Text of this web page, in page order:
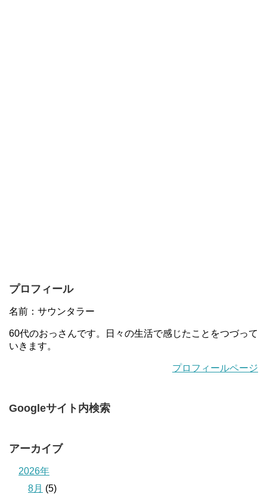
プロフィール
名前：サウンタラー
60代のおっさんです。日々の生活で感じたことをつづって
いきます。
プロフィールページ
Googleサイト内検索
アーカイブ
2026年
8月 (5)